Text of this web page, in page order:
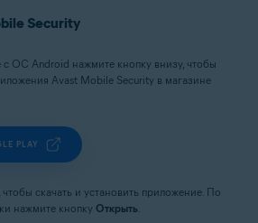
Security
с ОС Android нажмите кнопку внизу, чтобы
Avast Mobile Security в магазине
PLAY
, чтобы скачать и установить приложение. По
нажмите кнопку Открыть.